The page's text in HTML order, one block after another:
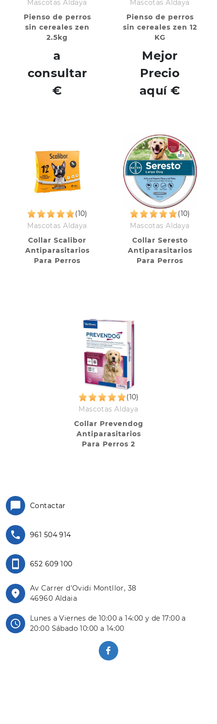
Mascotas Aldaya
Pienso de perros
sin cereales zen
2.5kg
a
consultar
€
Mascotas Aldaya
Pienso de perros
sin cereales zen 12
KG
Mejor
Precio
aquí €
(10)
Mascotas Aldaya
Collar Scalibor
Antiparasitarios
Para Perros
(10)
Mascotas Aldaya
Collar Seresto
Antiparasitarios
Para Perros
(10)
Mascotas Aldaya
Collar Prevendog
Antiparasitarios
Para Perros 2
Contactar
961 504 914
652 609 100
Av Carrer d'Ovidi Montllor, 38
46960 Aldaia
Lunes a Viernes de 10:00 a 14:00 y de 17:00 a
20:00 Sábado 10:00 a 14:00